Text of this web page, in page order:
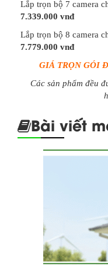
Lắp trọn bộ 7 camera
7.339.000 vnđ
Lắp trọn bộ 8 camera
7.779.000 vnđ
GIÁ TRỌN GÓI
Các sản phẩm đều
Bài viết